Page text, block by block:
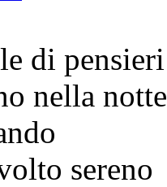
di pensieri
nella notte
sereno